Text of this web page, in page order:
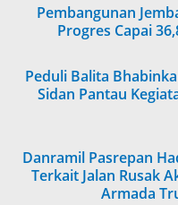
Pembangunan
Progres Capai
Peduli Balita
Sidan Pantau
Danramil Pasrepan
Terkait Jalan Rusak
Armada